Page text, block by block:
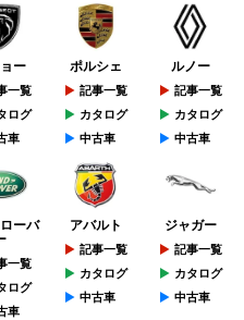
ー
一覧
ログ
車
ポルシェ
記事一覧
カタログ
中古車
ルノー
記事一覧
カタログ
中古車
ーバ
一覧
ログ
車
アバルト
記事一覧
カタログ
中古車
ジャガー
記事一覧
カタログ
中古車